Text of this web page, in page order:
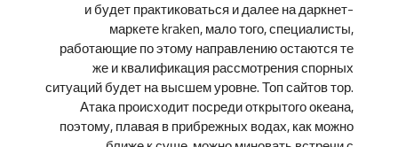
и будет практиковаться и далее на даркнет-
маркете kraken, мало того, специалисты,
работающие по этому направлению остаются те
же и квалификация рассмотрения спорных
ситуаций будет на высшем уровне. Топ сайтов тор.
Атака происходит посреди открытого океана,
поэтому, плавая в прибрежных водах, как можно